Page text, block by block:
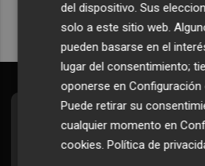
Suscríbete
Todos los días a primera
del dispositivo. Sus
solo a este sitio web.
pueden basarse en el
lugar del consentimiento;
oponerse enConfiguración
Puede retirar su
cualquier momento en
cookies.Política de